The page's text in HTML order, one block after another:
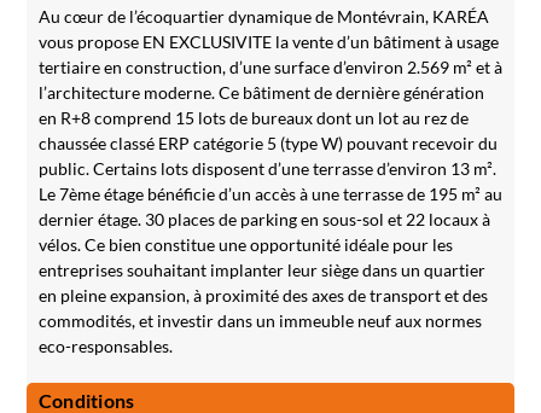
Au cœur de l’écoquartier dynamique de Montévrain, KARÉA
vous propose EN EXCLUSIVITE la vente d’un bâtiment à usage
tertiaire en construction, d’une surface d’environ 2.569 m² et à
l’architecture moderne. Ce bâtiment de dernière génération
en R+8 comprend 15 lots de bureaux dont un lot au rez de
chaussée classé ERP catégorie 5 (type W) pouvant recevoir du
public. Certains lots disposent d’une terrasse d’environ 13 m².
Le 7ème étage bénéficie d’un accès à une terrasse de 195 m² au
dernier étage. 30 places de parking en sous-sol et 22 locaux à
vélos. Ce bien constitue une opportunité idéale pour les
entreprises souhaitant implanter leur siège dans un quartier
en pleine expansion, à proximité des axes de transport et des
commodités, et investir dans un immeuble neuf aux normes
eco-responsables.
Conditions